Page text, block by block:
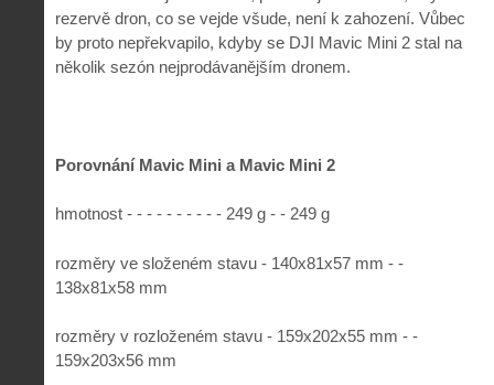
rezervě dron, co se vejde všude, není k zahození. Vůbec
by proto nepřekvapilo, kdyby se DJI Mavic Mini 2 stal na
několik sezón nejprodávanějším dronem.
Porovnání Mavic Mini a Mavic Mini 2
hmotnost - - - - - - - - - - 249 g - - 249 g
rozměry ve složeném stavu - 140x81x57 mm - -
138x81x58 mm
rozměry v rozloženém stavu - 159x202x55 mm - -
159x203x56 mm